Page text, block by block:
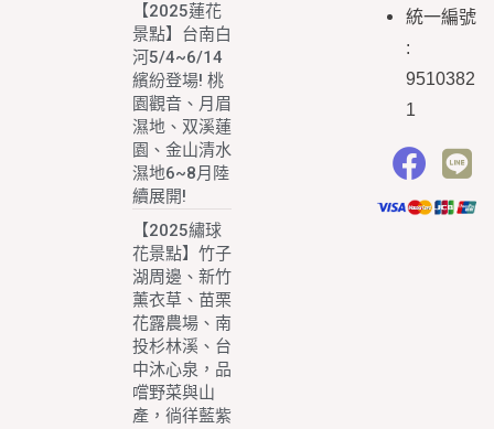
【2025蓮花
景點】台南白
河5/4~6/14
繽紛登場! 桃
園觀音、月眉
濕地、双溪蓮
園、金山清水
濕地6~8月陸
續展開!
【2025繡球
花景點】竹子
湖周邊、新竹
薰衣草、苗栗
花露農場、南
投杉林溪、台
中沐心泉，品
嚐野菜與山
產，徜徉藍紫
統一編號
:
9510382
1